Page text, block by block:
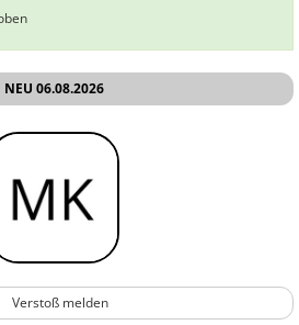
NEU 06.08.2026
Verstoß melden